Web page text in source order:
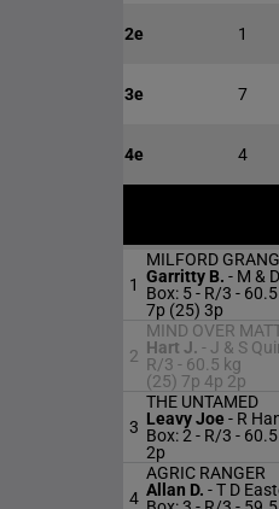
2e 1
3e 7
4e 4
1
MILFORD
Garritty B. - M &
Box: 5 - R/3 -
7p (25) 3p
2
MIND OVER
Hart J. - J & S
R/3 - 60.5 kg
(25) 7p 4p 2p
3
THE UNTAMED
Leavy Joe- R
Box: 2 - R/3 -
2p
4
AGRIC RANGER
Allan D. -T D